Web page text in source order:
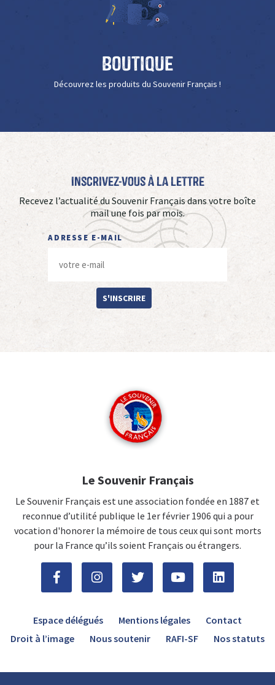
Boutique
Découvrez les produits du Souvenir Français !
Inscrivez-vous à La Lettre
Recevez l’actualité du Souvenir Français dans votre boîte
mail une fois par mois.
ADRESSE E-MAIL
S'INSCRIRE
Le Souvenir Français
Le Souvenir Français est une association fondée en 1887 et
reconnue d’utilité publique le 1er février 1906 qui a pour
vocation d'honorer la mémoire de tous ceux qui sont morts
pour la France qu’ils soient Français ou étrangers.
Espace délégués Mentions légales
Contact
Droit à l’image
Nous soutenir RAFI-SF Nos statuts